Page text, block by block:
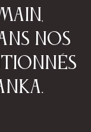
nos